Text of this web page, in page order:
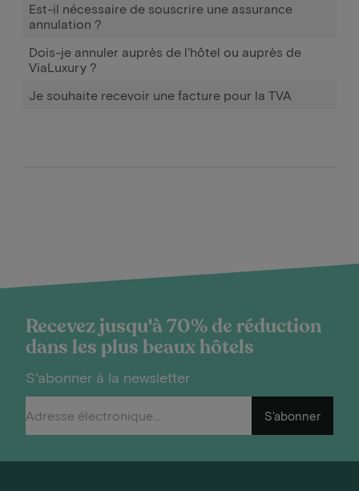
Est-il nécessaire de souscrire une assurance
annulation ?
Dois-je annuler auprès de l'hôtel ou auprès de
ViaLuxury ?
Je souhaite recevoir une facture pour la TVA
Recevez jusqu'à 70% de réduction
dans les plus beaux hôtels
S'abonner à la newsletter
S'abonner